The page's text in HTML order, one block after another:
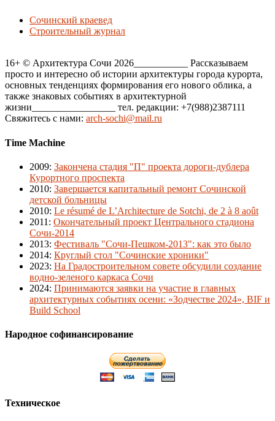
Сочинский краевед
Строительный журнал
16+ © Архитектура Сочи 2026___________ Рассказываем
просто и интересно об истории архитектуры города курорта,
основных тенденциях формирования его нового облика, а
также знаковых событиях в архитектурной
жизни_________________ тел. редакции: +7(988)2387111
Свяжитесь с нами: arch-sochi@mail.ru
Time Machine
2009: Закончена стадия "П" проекта дороги-дублера
Курортного проспекта
2010: Завершается капитальный ремонт Сочинской
детской больницы
2010: Le résumé de L’Architecture de Sotchi, de 2 à 8 août
2011 : Окончательный проект Центрального стадиона
Сочи-2014
2013: Фестиваль "Сочи-Пешком-2013": как это было
2014: Круглый стол "Сочинские хроники"
2023: На Градостроительном совете обсудили создание
водно-зеленого каркаса Сочи
2024: Принимаются заявки на участие в главных
архитектурных событиях осени: «Зодчестве 2024», BIF и
Build School
Народное софинансирование
Техническое